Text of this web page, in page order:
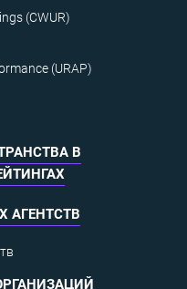
(CWUR)
(URAP)
В
АГЕНТСТВ